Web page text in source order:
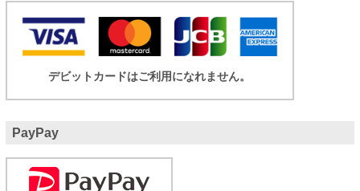
デビットカードはご利用になれません。
PayPay